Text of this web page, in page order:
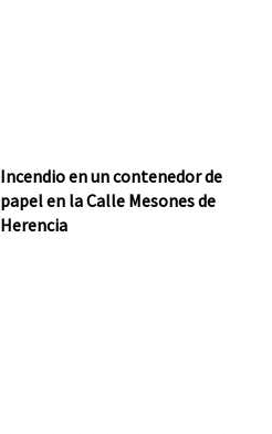
Incendio en un contenedor de
papel en la Calle Mesones de
Herencia